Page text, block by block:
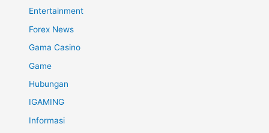
Entertainment
Forex News
Gama Casino
Game
Hubungan
IGAMING
Informasi